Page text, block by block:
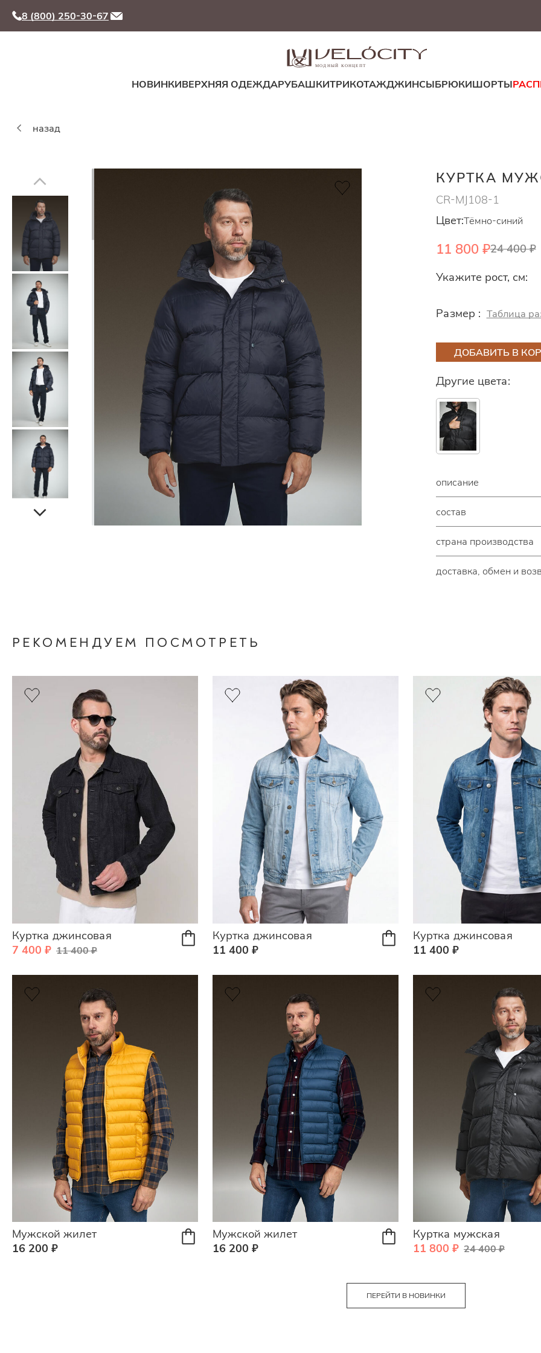
8 (800) 250-30-67
МОДНЫЙ КОНЦЕПТ
НОВИНКИВЕРХНЯЯ ОДЕЖДАРУБАШКИТРИКОТАЖДЖИНСЫБРЮКИШОРТЫ
назад
КУРТКА
CR-MJ108-1
Цвет:Тёмно-синий
11 800 ₽24 400 ₽
Укажите рост, см:
Размер : Таблица
ДОБАВИТЬ В
Другие цвета:
описание
состав
страна производства
доставка, обмен и
РЕКОМЕНДУЕМ ПОСМОТРЕТЬ
Куртка джинсовая
7 400 ₽ 11 400 ₽
Куртка джинсовая
11 400 ₽
Куртка джинсовая
11 400 ₽
Мужской жилет
16 200 ₽
Мужской жилет
16 200 ₽
Куртка мужская
11 800 ₽ 24 400 ₽
ПЕРЕЙТИ В НОВИНКИ